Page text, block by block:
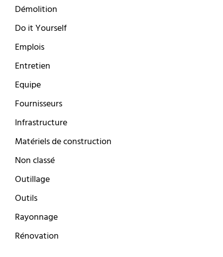
Démolition
Do it Yourself
Emplois
Entretien
Equipe
Fournisseurs
Infrastructure
Matériels de construction
Non classé
Outillage
Outils
Rayonnage
Rénovation